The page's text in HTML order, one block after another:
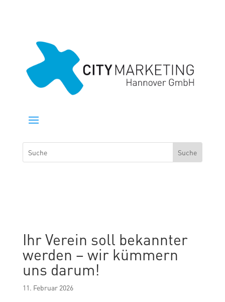
Ihr Verein soll bekannter
werden – wir kümmern
uns darum!
11. Februar 2026